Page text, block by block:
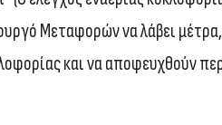
Μεταφορών να λάβει
και να αποφευχθούν